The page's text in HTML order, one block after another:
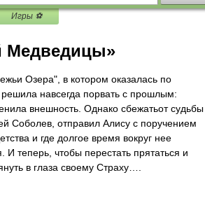
Игры ⚽
Медведицы»
Озера", в котором оказалась по
решила навсегда порвать с прошлым:
внешность. Однако сбежатьот судьбы
Соболев, отправил Алису с поручением
и где долгое время вокруг нее
И теперь, чтобы перестать прятаться и
в глаза своему Страху….